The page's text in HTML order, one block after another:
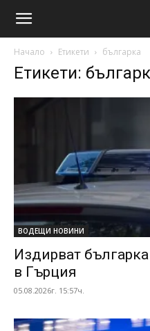
Начало Етикети българка
Етикети:
ВОДЕЩИ НОВИНИ
Издирват
в Гърция
05.08.2026г. 15:57ч.